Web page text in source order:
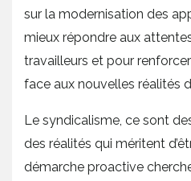
sur la modernisation des
mieux répondre aux
travailleurs et pour
face aux nouvelles réalités
Le syndicalisme, ce sont
des réalités qui méritent
démarche proactive